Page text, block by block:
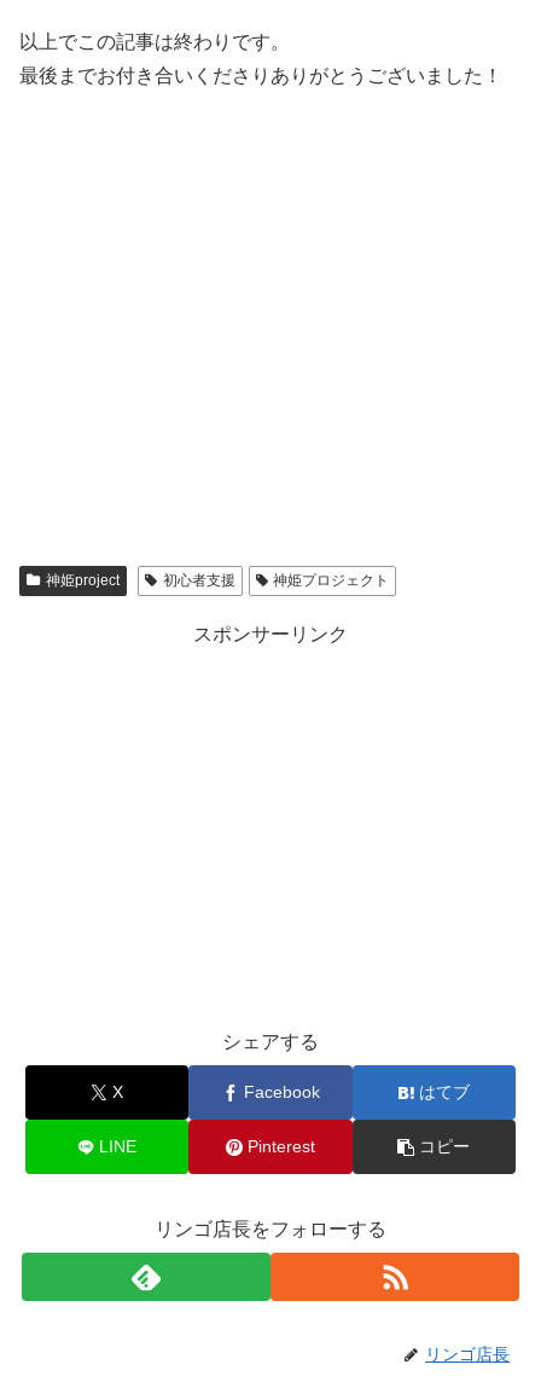
以上でこの記事は終わりです。
最後までお付き合いくださりありがとうございました！
神姫project 初心者支援 神姫プロジェクト
スポンサーリンク
シェアする
X Facebook はてブ
LINE Pinterest コピー
リンゴ店長をフォローする
リンゴ店長